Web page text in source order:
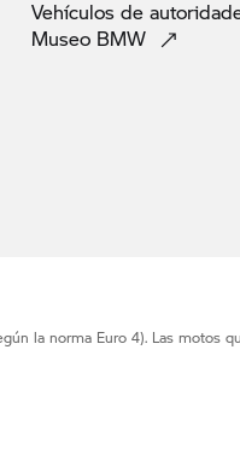
Vehículos de
Museo BMW
la norma Euro 4). Las motos